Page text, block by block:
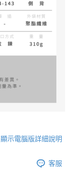
顯示電腦版詳細說明
客服